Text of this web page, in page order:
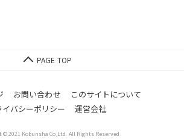
お問い合わせ
このサイトについて
イバシーポリシー
運営会社
© 2021 Kobunsha Co,Ltd. All Rights Reserved.